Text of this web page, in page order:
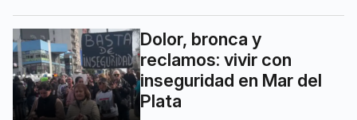
Dolor, bronca y
reclamos: vivir con
inseguridad en Mar del
Plata